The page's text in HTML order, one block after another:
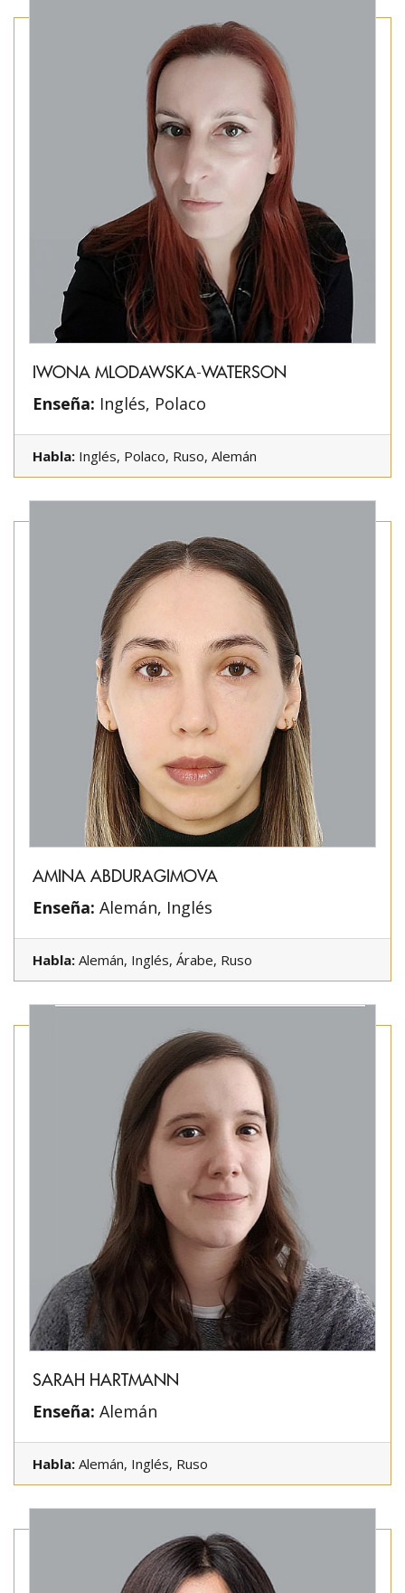
IWONA MLODAWSKA-WATERSON
Enseña: Inglés, Polaco
Habla: Inglés, Polaco, Ruso, Alemán
AMINA ABDURAGIMOVA
Enseña: Alemán, Inglés
Habla: Alemán, Inglés, Árabe, Ruso
SARAH HARTMANN
Enseña: Alemán
Habla: Alemán, Inglés, Ruso